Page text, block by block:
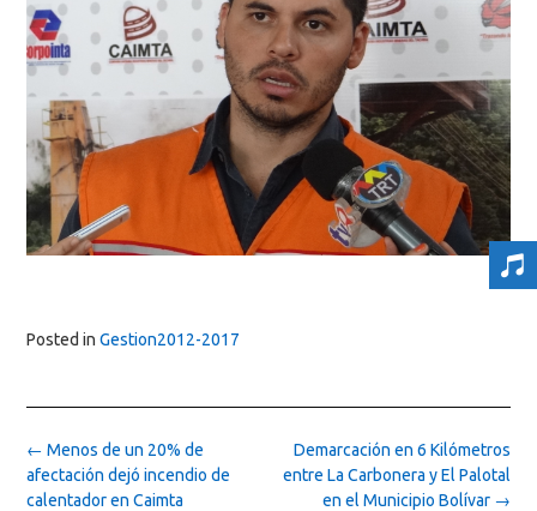
Posted in Gestion2012-2017
Post
navigation
Demarcación en 6 Kilómetros
entre La Carbonera y El Palotal
en el Municipio Bolívar →
← Menos de un 20% de
afectación dejó incendio de
calentador en Caimta